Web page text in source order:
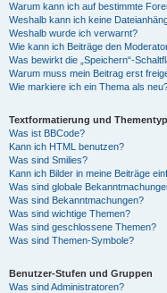
Warum kann ich auf bestimmte
Weshalb kann ich keine
Weshalb wurde ich verwarnt?
Wie kann ich Beiträge den
Was bewirkt die „Speichern“-
Warum muss mein Beitrag erst
Wie markiere ich ein Thema als
Textformatierung und
Was ist BBCode?
Kann ich HTML benutzen?
Was sind Smilies?
Kann ich Bilder in meine Beiträge
Was sind globale
Was sind Bekanntmachungen?
Was sind wichtige Themen?
Was sind geschlossene Themen?
Was sind Themen-Symbole?
Benutzer-Stufen und Gruppen
Was sind Administratoren?